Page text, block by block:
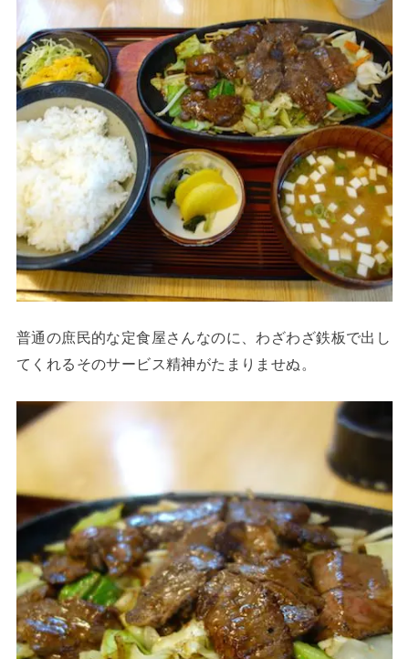
普通の庶民的な定食屋さんなのに、わざわざ鉄板で出し
てくれるそのサービス精神がたまりませぬ。